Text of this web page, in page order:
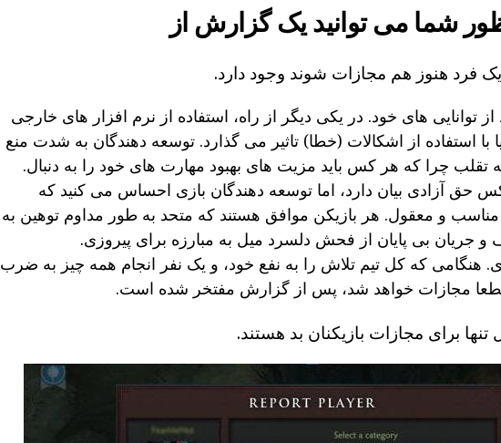
شما می توانید یک گزارش از
فرد هنوز هم مجازات شوند وجود دارد.
توانایی های خود. در یکی دیگر از راه، استفاده از نرم افزار های خارجی
با استفاده از اشکالات (خطا) تاثیر می گذارد. توسعه دهندگان به شدت منع
تقلب چرا که هر کس باید مزیت های بهبود مهارت های خود را به دنبال.
حق آزادی بیان دارد، اما توسعه دهندگان بازی احساس می کنید که
مناسب و معقول. هر بازیکن موافق هستند که متحد به طور مداوم توهین به
و جریان بی پایان از فحش دلسرد میل به مبارزه برای پیروزی.
هنگامی که کل تیم تلاش را به نفع خود، و یک نفر انجام همه چیز به ضرب
مجازات خواهد شد، پس از گزارش مفتخر شده است.
تنها برای مجازات بازیکنان بد هستند.